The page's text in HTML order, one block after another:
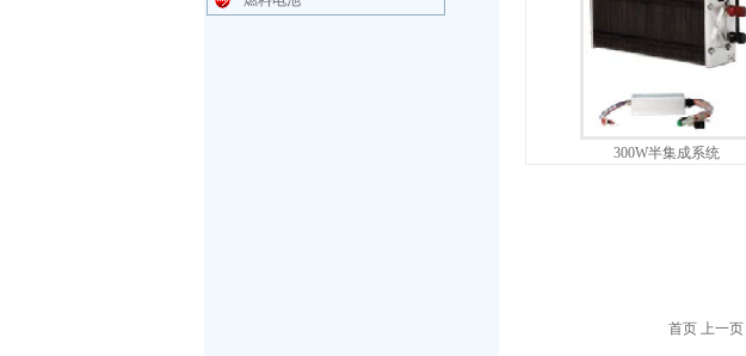
300W半集成系统
首页 上一页